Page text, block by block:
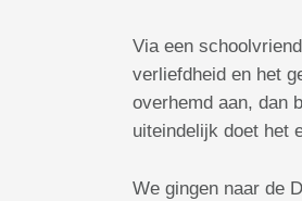
Via een
verliefdheid en het
overhemd aan, dan
uiteindelijk doet het
We gingen naar de